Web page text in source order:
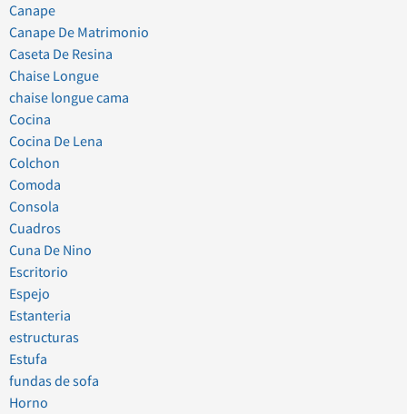
Canape
Canape De Matrimonio
Caseta De Resina
Chaise Longue
chaise longue cama
Cocina
Cocina De Lena
Colchon
Comoda
Consola
Cuadros
Cuna De Nino
Escritorio
Espejo
Estanteria
estructuras
Estufa
fundas de sofa
Horno